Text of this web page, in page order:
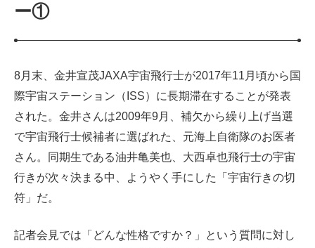
ー①
8月末、金井宣茂JAXA宇宙飛行士が2017年11月頃から国
際宇宙ステーション（ISS）に長期滞在することが発表
された。金井さんは2009年9月、補欠から繰り上げ当選
で宇宙飛行士候補者に選ばれた、元海上自衛隊のお医者
さん。同期生である油井亀美也、大西卓也飛行士の宇宙
行きが次々決まる中、ようやく手にした「宇宙行きの切
符」だ。
記者会見では「どんな性格ですか？」という質問に対し